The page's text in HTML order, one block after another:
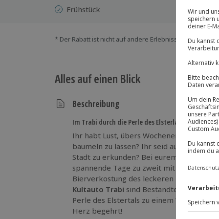
Frühstück
* Der Rabatt ist nicht auf andere Erlebnisse bei der
Alles auf einen Blick
Beschreibung
Im Trabi durch die Perle des Elsterlands
Ihr habt Lust, übers Wochenende einfach
baumeln zu lassen? Ihr seid außerdem
Stadt zu erkunden? Bei eurem
spannende Tage zu zweit mit vielen
Bierverkostung des leckeren Köstritzer
Kultauto Trabi sind Bestandteil eures
Perle des Elstertals zu einem
Herz begehrt!